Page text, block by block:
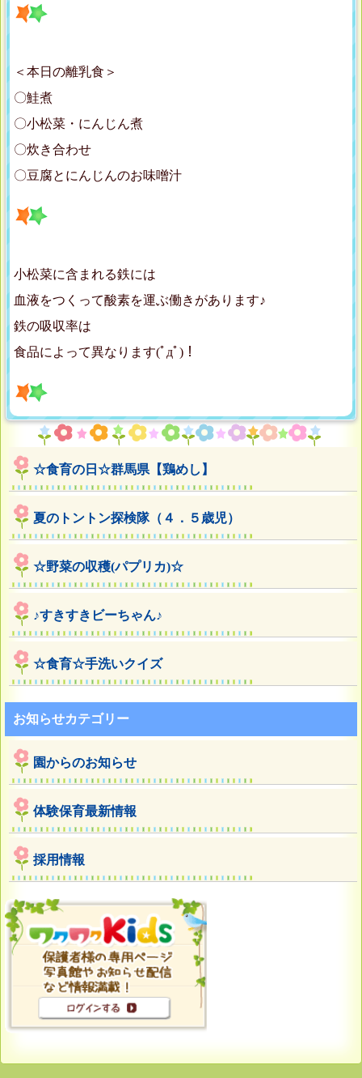
＜本日の離乳食＞
〇鮭煮
〇小松菜・にんじん煮
〇炊き合わせ
〇豆腐とにんじんのお味噌汁
小松菜に含まれる鉄には
血液をつくって酸素を運ぶ働きがあります♪
鉄の吸収率は
食品によって異なります(ﾟдﾟ)！
☆食育の日☆群馬県【鶏めし】
夏のトントン探検隊（４．５歳児）
☆野菜の収穫(パプリカ)☆
♪すきすきビーちゃん♪
☆食育☆手洗いクイズ
お知らせカテゴリー
園からのお知らせ
体験保育最新情報
採用情報